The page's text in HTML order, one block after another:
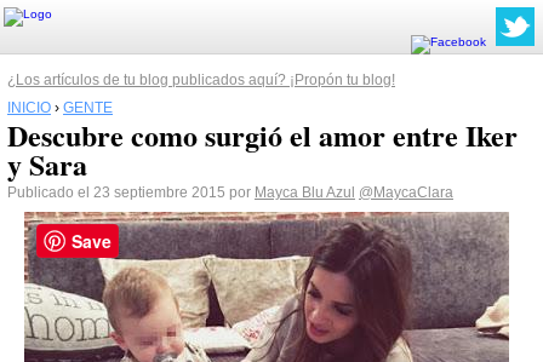
¿Los artículos de tu blog publicados aquí? ¡Propón tu blog!
INICIO › GENTE
Descubre como surgió el amor entre Iker
y Sara
Publicado el 23 septiembre 2015 por Mayca Blu Azul @MaycaClara
Save